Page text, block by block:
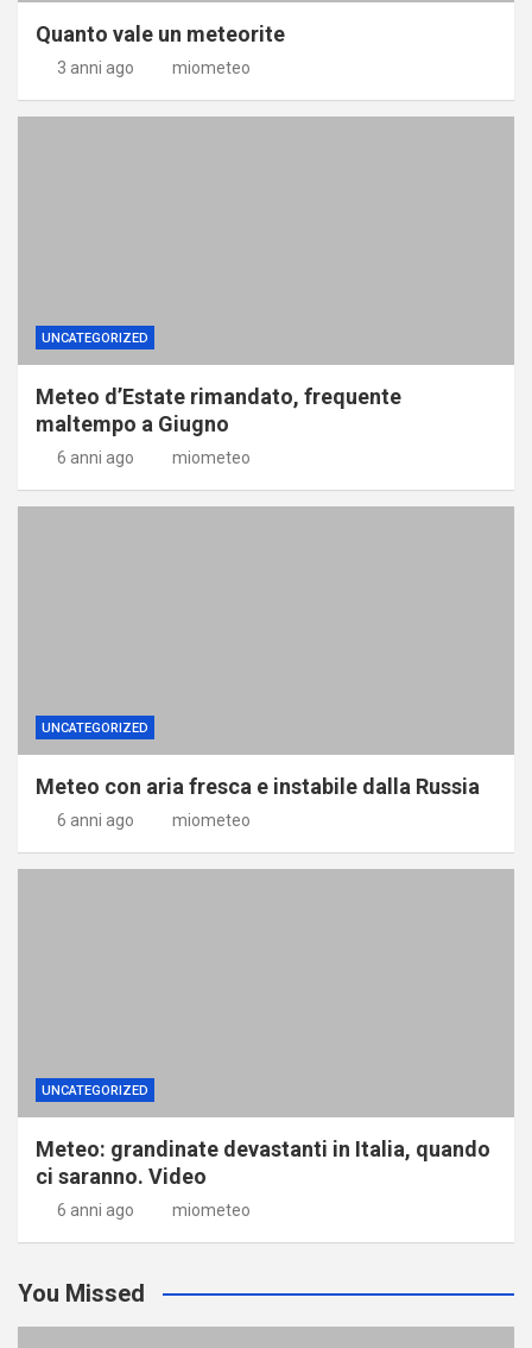
Quanto vale un meteorite
3 anni ago miometeo
UNCATEGORIZED
Meteo d’Estate rimandato, frequente
maltempo a Giugno
6 anni ago miometeo
UNCATEGORIZED
Meteo con aria fresca e instabile dalla Russia
6 anni ago miometeo
UNCATEGORIZED
Meteo: grandinate devastanti in Italia, quando
ci saranno. Video
6 anni ago miometeo
You Missed